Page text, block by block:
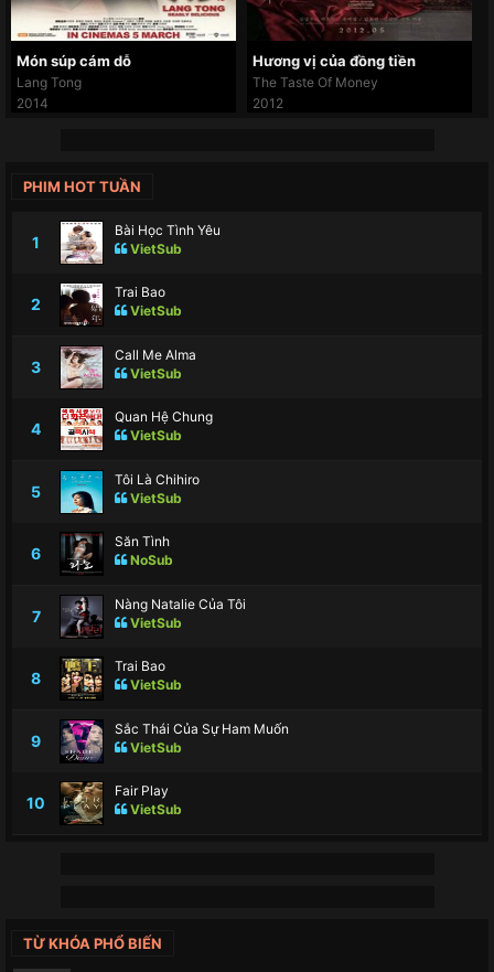
Món súp cám dỗ
Lang Tong
2014
Hương vị của đồng tiền
The Taste Of Money
2012
PHIM HOT TUẦN
1
Bài Học Tình Yêu
VietSub
2
Trai Bao
VietSub
3
Call Me Alma
VietSub
4
Quan Hệ Chung
VietSub
5
Tôi Là Chihiro
VietSub
6
Săn Tình
NoSub
7
Nàng Natalie Của Tôi
VietSub
8
Trai Bao
VietSub
9
Sắc Thái Của Sự Ham Muốn
VietSub
10
Fair Play
VietSub
TỪ KHÓA PHỔ BIẾN